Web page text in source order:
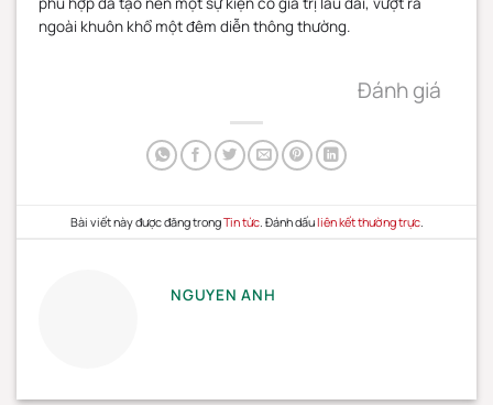
ngoài khuôn khổ một đêm diễn thông thường.
Đánh giá
Bài viết này được đăng trongTin tức. Đánh dấuliên kết thường trực.
NGUYEN ANH